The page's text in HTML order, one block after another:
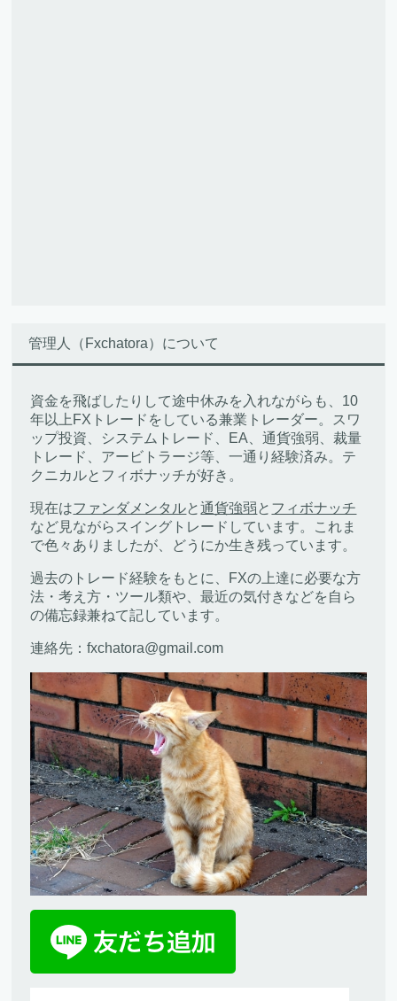
管理人（Fxchatora）について
資金を飛ばしたりして途中休みを入れながらも、10
年以上FXトレードをしている兼業トレーダー。スワ
ップ投資、システムトレード、EA、通貨強弱、裁量
トレード、アービトラージ等、一通り経験済み。テ
クニカルとフィボナッチが好き。
現在はファンダメンタルと通貨強弱と フィボナッチ
など見ながらスイングトレードしています。これま
で色々ありましたが、どうにか生き残っています。
過去のトレード経験をもとに、FXの上達に必要な方
法・考え方・ツール類や、最近の気付きなどを自ら
の備忘録兼ねて記しています。
連絡先：fxchatora@gmail.com